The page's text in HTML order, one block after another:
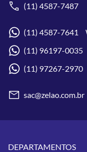
(11) 4587-7487
(11) 4587-7641
(11) 96197-
(11) 97267-
sac@zelao.com.br
DEPARTAMENTOS